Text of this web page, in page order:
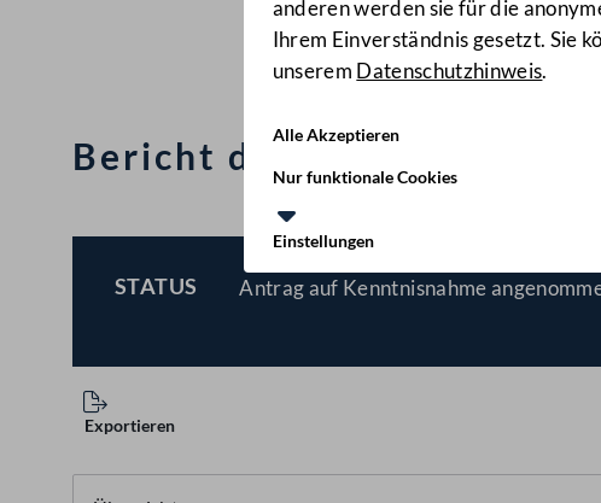
anderen werden sie für die
Ihrem Einverständnis gesetzt. Sie
unserem Datenschutzhinweis.
Alle Akzeptieren
Nur funktionale Cookies
Einstellungen
Bericht des
STATUS
Antrag auf Kenntnisnahme
Exportieren